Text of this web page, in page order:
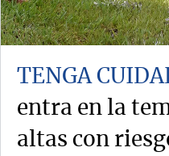
TENGA
entra en la
altas con